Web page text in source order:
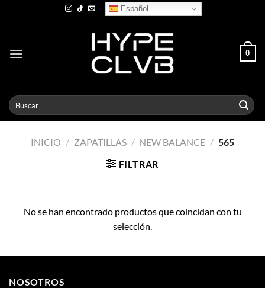
Español
0
Buscar
por:
INICIO / ZAPATILLAS / NEW BALANCE / 565
FILTRAR
No se han encontrado productos que coincidan con tu
selección.
NOSOTROS